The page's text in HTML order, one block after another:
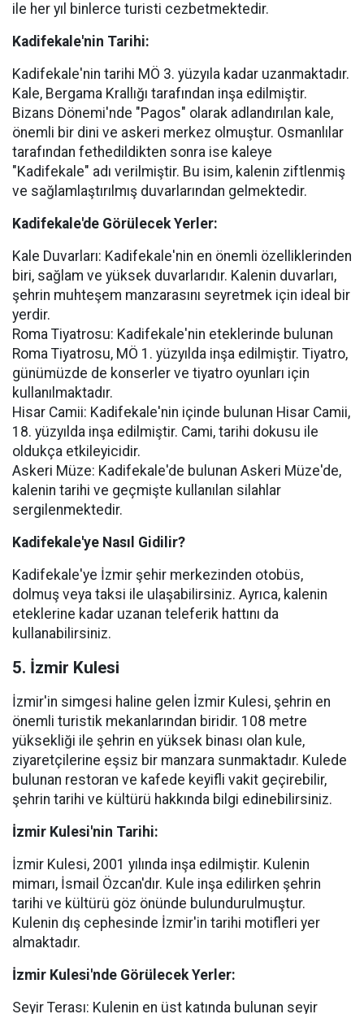
ile her yıl binlerce turisti cezbetmektedir.
Kadifekale'nin Tarihi:
Kadifekale'nin tarihi MÖ 3. yüzyıla kadar uzanmaktadır.
Kale, Bergama Krallığı tarafından inşa edilmiştir.
Bizans Dönemi'nde "Pagos" olarak adlandırılan kale,
önemli bir dini ve askeri merkez olmuştur. Osmanlılar
tarafından fethedildikten sonra ise kaleye
"Kadifekale" adı verilmiştir. Bu isim, kalenin ziftlenmiş
ve sağlamlaştırılmış duvarlarından gelmektedir.
Kadifekale'de Görülecek Yerler:
Kale Duvarları: Kadifekale'nin en önemli özelliklerinden
biri, sağlam ve yüksek duvarlarıdır. Kalenin duvarları,
şehrin muhteşem manzarasını seyretmek için ideal bir
yerdir.
Roma Tiyatrosu: Kadifekale'nin eteklerinde bulunan
Roma Tiyatrosu, MÖ 1. yüzyılda inşa edilmiştir. Tiyatro,
günümüzde de konserler ve tiyatro oyunları için
kullanılmaktadır.
Hisar Camii: Kadifekale'nin içinde bulunan Hisar Camii,
18. yüzyılda inşa edilmiştir. Cami, tarihi dokusu ile
oldukça etkileyicidir.
Askeri Müze: Kadifekale'de bulunan Askeri Müze'de,
kalenin tarihi ve geçmişte kullanılan silahlar
sergilenmektedir.
Kadifekale'ye Nasıl Gidilir?
Kadifekale'ye İzmir şehir merkezinden otobüs,
dolmuş veya taksi ile ulaşabilirsiniz. Ayrıca, kalenin
eteklerine kadar uzanan teleferik hattını da
kullanabilirsiniz.
5. İzmir Kulesi
İzmir'in simgesi haline gelen İzmir Kulesi, şehrin en
önemli turistik mekanlarından biridir. 108 metre
yüksekliği ile şehrin en yüksek binası olan kule,
ziyaretçilerine eşsiz bir manzara sunmaktadır. Kulede
bulunan restoran ve kafede keyifli vakit geçirebilir,
şehrin tarihi ve kültürü hakkında bilgi edinebilirsiniz.
İzmir Kulesi'nin Tarihi:
İzmir Kulesi, 2001 yılında inşa edilmiştir. Kulenin
mimarı, İsmail Özcan'dır. Kule inşa edilirken şehrin
tarihi ve kültürü göz önünde bulundurulmuştur.
Kulenin dış cephesinde İzmir'in tarihi motifleri yer
almaktadır.
İzmir Kulesi'nde Görülecek Yerler:
Seyir Terası: Kulenin en üst katında bulunan seyir